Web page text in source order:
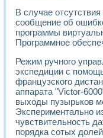
Установка
Метод
В случае
сообщение об
программы
Программное
Режим ручного
экспедиции с
французского
аппарата "Victor-
выходы пузырьков
Экспериментально
чувствительность
порядка сотых